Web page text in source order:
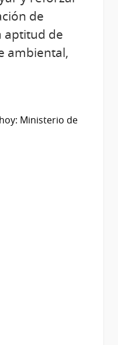
de
aptitud de
ambiental,
Ministerio de